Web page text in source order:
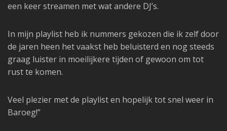
een keer streamen met wat andere DJ’s.
In mijn playlist heb ik nummers gekozen die ik zelf door
de jaren heen het vaakst heb beluisterd en nog steeds
graag luister in moeilijkere tijden of gewoon om tot
rust te komen.
Veel plezier met de playlist en hopelijk tot snel weer in
Baroeg!”